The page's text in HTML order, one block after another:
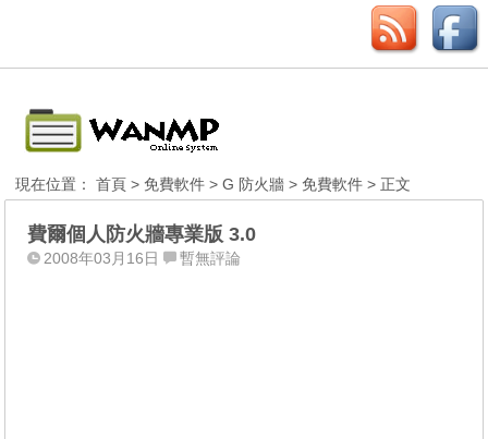
現在位置：首頁 >免費軟件 >G 防火牆 >免費軟件 > 正文
費爾個人防火牆專業版 3.0
2008年03月16日 暫無評論